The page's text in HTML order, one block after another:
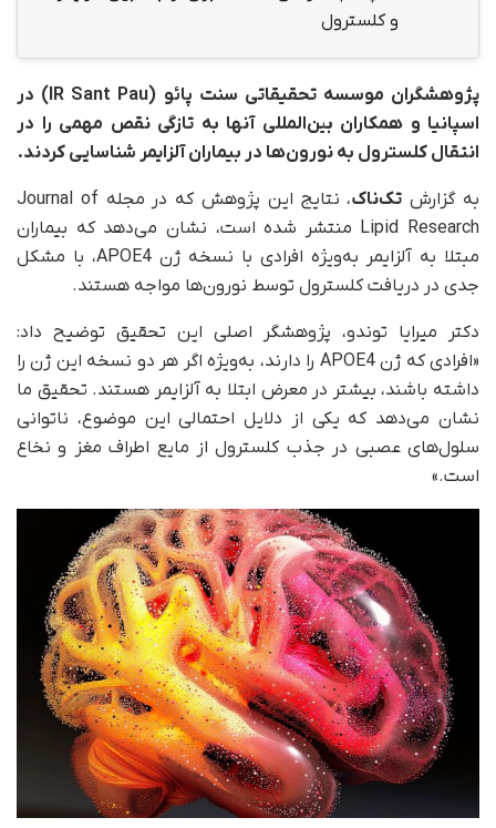
و کلسترول
پژوهشگران موسسه تحقیقاتی سنت پائو (IR Sant Pau) در
اسپانیا و همکاران بین‌المللی آنها به تازگی نقص مهمی را در
انتقال کلسترول به نورون‌ها در بیماران آلزایمر شناسایی کردند.
به گزارش تک‌ناک
، نتایج این پژوهش که در مجله Journal of
Lipid Research منتشر شده است، نشان می‌دهد که بیماران
مبتلا به آلزایمر به‌ویژه افرادی با نسخه ژن APOE4، با مشکل
جدی در دریافت کلسترول توسط نورون‌ها مواجه‌ هستند.
دکتر میرایا توندو، پژوهشگر اصلی این تحقیق توضیح داد:
«افرادی که ژن APOE4 را دارند، به‌ویژه اگر هر دو نسخه این ژن را
داشته باشند، بیشتر در معرض ابتلا به آلزایمر هستند. تحقیق ما
نشان می‌دهد که یکی از دلایل احتمالی این موضوع، ناتوانی
سلول‌های عصبی در جذب کلسترول از مایع اطراف مغز و نخاع
است.»